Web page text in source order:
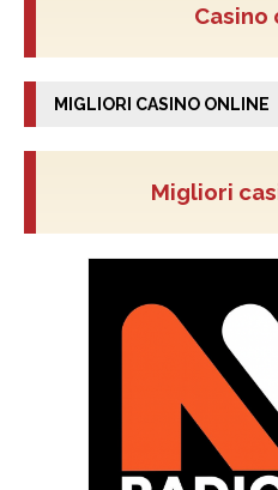
Casino
MIGLIORI CASINO ONLINE
Migliori